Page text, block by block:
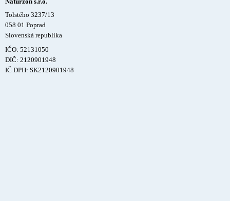
Tolstého 3237/13
058 01 Poprad
Slovenská republika
IČO: 52131050
DIČ: 2120901948
IČ DPH: SK2120901948